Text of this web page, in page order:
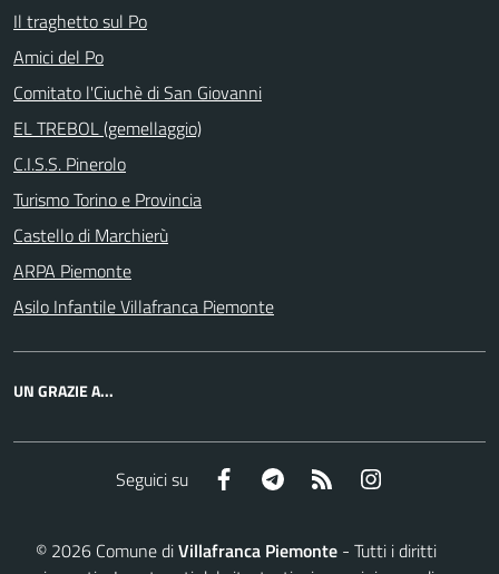
Il traghetto sul Po
Amici del Po
Comitato l'Ciuchè di San Giovanni
EL TREBOL (gemellaggio)
C.I.S.S. Pinerolo
Turismo Torino e Provincia
Castello di Marchierù
ARPA Piemonte
Asilo Infantile Villafranca Piemonte
UN GRAZIE A...
Seguici su Facebook Telegram RSS
© 2026 Comune diVillafranca Piemonte - Tutti i diritti